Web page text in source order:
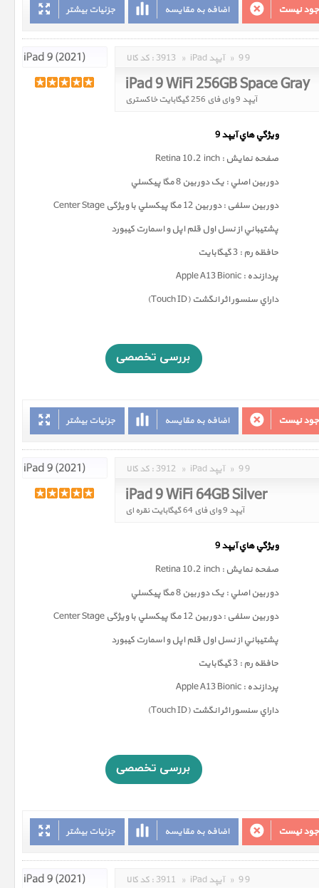
جزئیات بیشتر اضافه به مقایسه نیست
کد کالا : 3913 » iPad آیپد » 9 9
iPad 9 WiFi 256GB Space Gray
آیپد 9 وای فای 256 گیگابایت خاکستری
ويژگي هاي آيپد 9
صفحه نمايش : Retina 10.2 inch
دوربين اصلي : يک دوربين 8 مگا پيکسلي
دوربين سلفی : دوربين 12 مگا پيکسلي با ویژگی Center Stage
پشتيباني از نسل اول قلم اپل و اسمارت کيبورد
حافظه رم : 3 گيگابايت
پردازنده : Apple A13 Bionic
داراي سنسور اثر انگشت (Touch ID)
جزئیات بیشتر اضافه به مقایسه نیست
کد کالا : 3912 » iPad آیپد » 9 9
iPad 9 WiFi 64GB Silver
آیپد 9 وای فای 64 گیگابایت نقره ای
ويژگي هاي آيپد 9
صفحه نمايش : Retina 10.2 inch
دوربين اصلي : يک دوربين 8 مگا پيکسلي
دوربين سلفی : دوربين 12 مگا پيکسلي با ویژگی Center Stage
پشتيباني از نسل اول قلم اپل و اسمارت کيبورد
حافظه رم : 3 گيگابايت
پردازنده : Apple A13 Bionic
داراي سنسور اثر انگشت (Touch ID)
جزئیات بیشتر اضافه به مقایسه نیست
کد کالا : 3911 » iPad آیپد » 9 9